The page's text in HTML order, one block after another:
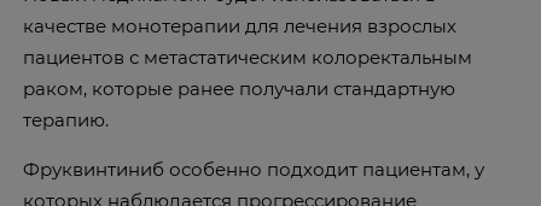
качестве монотерапии для лечения взрослых
пациентов с метастатическим колоректальным
раком, которые ранее получали стандартную
терапию.
Фруквинтиниб особенно подходит пациентам, у
которых наблюдается прогрессирование